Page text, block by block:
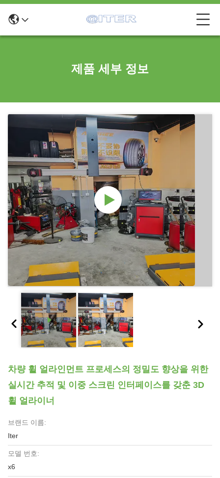
제품 세부 정보
차량 휠 얼라인먼트 프로세스의 정밀도 향상을 위한
실시간 추적 및 이중 스크린 인터페이스를 갖춘 3D
휠 얼라이너
브랜드 이름:
Iter
모델 번호:
x6